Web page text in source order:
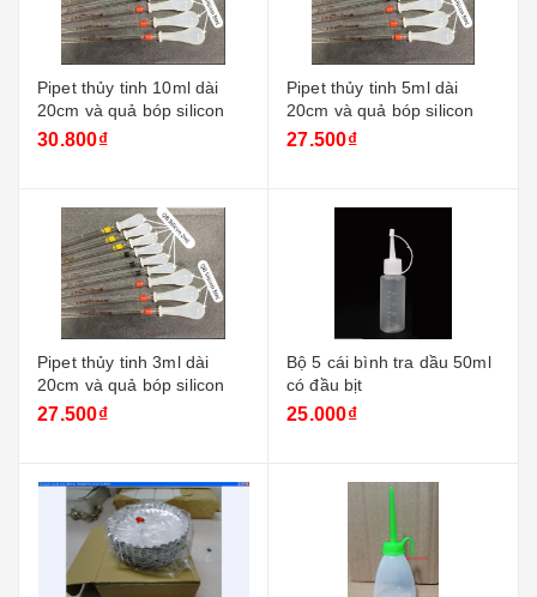
Pipet thủy tinh 10ml dài
20cm và quả bóp silicon
30.800₫
Pipet thủy tinh 5ml dài
20cm và quả bóp silicon
27.500₫
Pipet thủy tinh 3ml dài
20cm và quả bóp silicon
27.500₫
Bộ 5 cái bình tra dầu 50ml
có đầu bịt
25.000₫